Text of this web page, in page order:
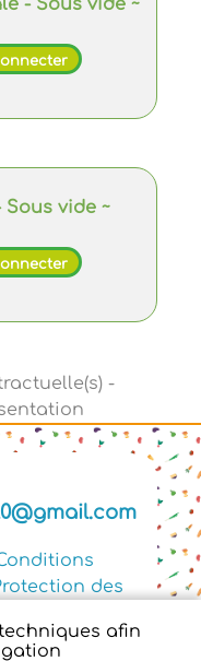
- Sous vide ~
vide ~
des
des afin